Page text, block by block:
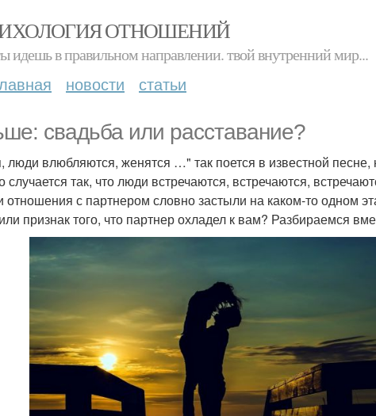
ОТНОШЕНИЙ
идешь в правильном направлении. твой внутренний мир...
новости статьи
свадьба или расставание?
влюбляются, женятся …" так поется в известной песне,
случается так, что люди встречаются, встречаются,
отношения с партнером словно застыли на каком-то одном
признак того, что партнер охладел к вам? Разбираемся